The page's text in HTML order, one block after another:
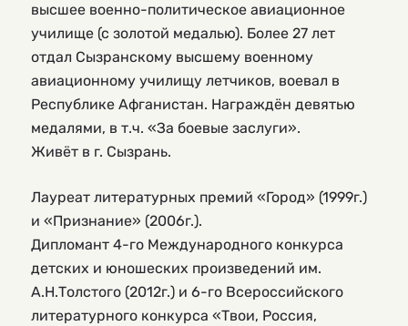
высшее военно-политическое авиационное
училище (с золотой медалью). Более 27 лет
отдал Сызранскому высшему военному
авиационному училищу летчиков, воевал в
Республике Афганистан. Награждён девятью
медалями, в т.ч. «За боевые заслуги».
Живёт в г. Сызрань.
Лауреат литературных премий «Город» (1999г.)
и «Признание» (2006г.).
Дипломант 4-го Международного конкурса
детских и юношеских произведений им.
А.Н.Толстого (2012г.) и 6-го Всероссийского
литературного конкурса «Твои, Россия,